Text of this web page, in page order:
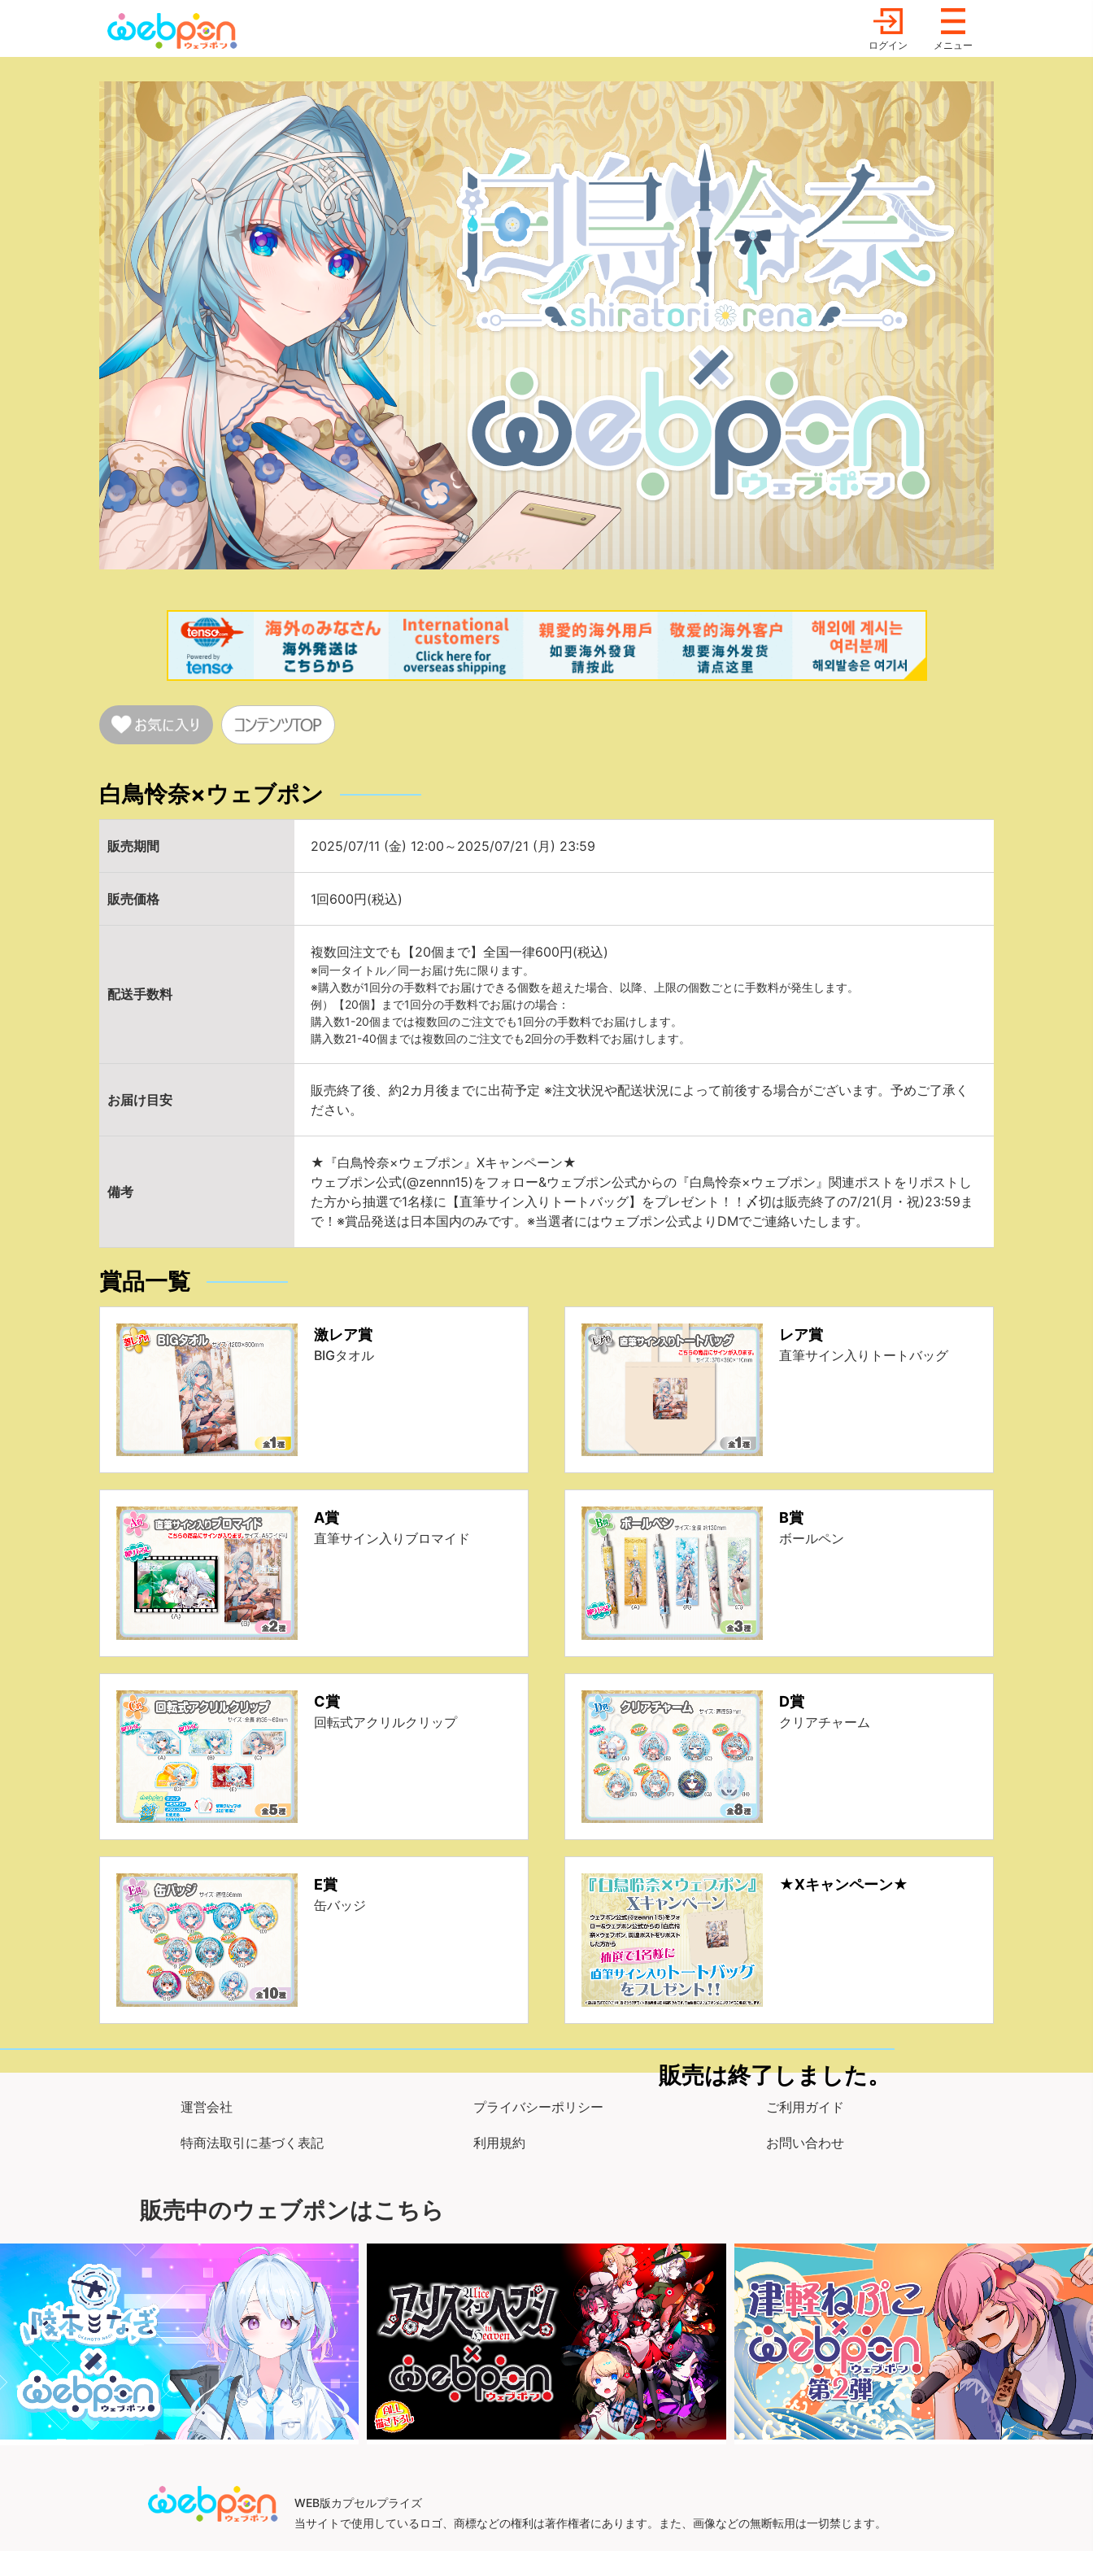
ログイン メニュー
白鳥怜奈×ウェブポン
販売期間 2025/07/11 (金) 12:00～2025/07/21 (月) 23:59
販売価格 1回600円(税込)
配送手数料
複数回注文でも【20個まで】全国一律600円(税込)
※同一タイトル／同一お届け先に限ります。
※購入数が1回分の手数料でお届けできる個数を超えた場合、以降、上限の個数ごとに手数料が発生します。
例）【20個】まで1回分の手数料でお届けの場合：
購入数1-20個までは複数回のご注文でも1回分の手数料でお届けします。
購入数21-40個までは複数回のご注文でも2回分の手数料でお届けします。
お届け目安
販売終了後、約2カ月後までに出荷予定 ※注文状況や配送状況によって前後する場合がございます。予めご了承く
ださい。
備考
★『白鳥怜奈×ウェブポン』Xキャンペーン★
ウェブポン公式(@zennn15)をフォロー&ウェブポン公式からの『白鳥怜奈×ウェブポン』関連ポストをリポストし
た方から抽選で1名様に【直筆サイン入りトートバッグ】をプレゼント！！〆切は販売終了の7/21(月・祝)23:59ま
で！※賞品発送は日本国内のみです。※当選者にはウェブポン公式よりDMでご連絡いたします。
賞品一覧
激レア賞
BIGタオル
レア賞
直筆サイン入りトートバッグ
A賞
直筆サイン入りブロマイド
B賞
ボールペン
C賞
回転式アクリルクリップ
D賞
クリアチャーム
E賞
缶バッジ
★Xキャンペーン★
販売は終了しました。
運営会社 プライバシーポリシー ご利用ガイド
特商法取引に基づく表記 利用規約 お問い合わせ
販売中のウェブポンはこちら
WEB版カプセルプライズ
当サイトで使用しているロゴ、商標などの権利は著作権者にあります。また、画像などの無断転用は一切禁じます。